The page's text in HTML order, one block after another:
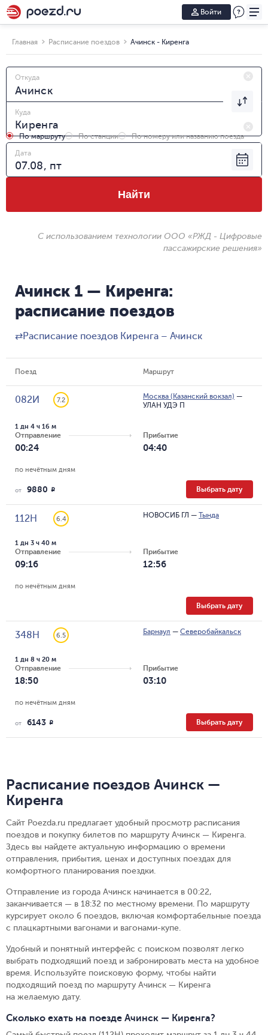
Войти
Главная Расписание поездов Ачинск - Киренга
Откуда
Куда
По маршруту По станции
По номеру или названию поезда
Дата
Найти
С использованием технологии ООО «РЖД - Цифровые
пассажирские решения»
Ачинск 1 — Киренга:
расписание поездов
⇄Расписание поездов Киренга – Ачинск
Поезд Маршрут
082И 7.2 Москва (Казанский вокзал) —
УЛАН УДЭ П
Отправление
00:24
1 дн 4 ч 16 м
Прибытие
04:40
по нечётным дням
от 9880 R Выбрать дату
112Н 6.4 НОВОСИБ ГЛ — Тында
Отправление
09:16
1 дн 3 ч 40 м
Прибытие
12:56
по нечётным дням
Выбрать дату
348Н 6.5 Барнаул — Северобайкальск
Отправление
18:50
1 дн 8 ч 20 м
Прибытие
03:10
по нечётным дням
от 6143 R Выбрать дату
Расписание поездов Ачинск —
Киренга
Сайт Poezda.ru предлагает удобный просмотр расписания
поездов и покупку билетов по маршруту Ачинск — Киренга.
Здесь вы найдете актуальную информацию о времени
отправления, прибытия, ценах и доступных поездах для
комфортного планирования поездки.
Отправление из города Ачинск начинается в 00:22,
заканчивается — в 18:32 по местному времени. По маршруту
курсирует около 6 поездов, включая комфортабельные поезда
с плацкартными вагонами и вагонами-купе.
Удобный и понятный интерфейс с поиском позволят легко
выбрать подходящий поезд и забронировать места на удобное
время. Используйте поисковую форму, чтобы найти
подходящий поезд по маршруту Ачинск — Киренга
на желаемую дату.
Сколько ехать на поезде Ачинск — Киренга?